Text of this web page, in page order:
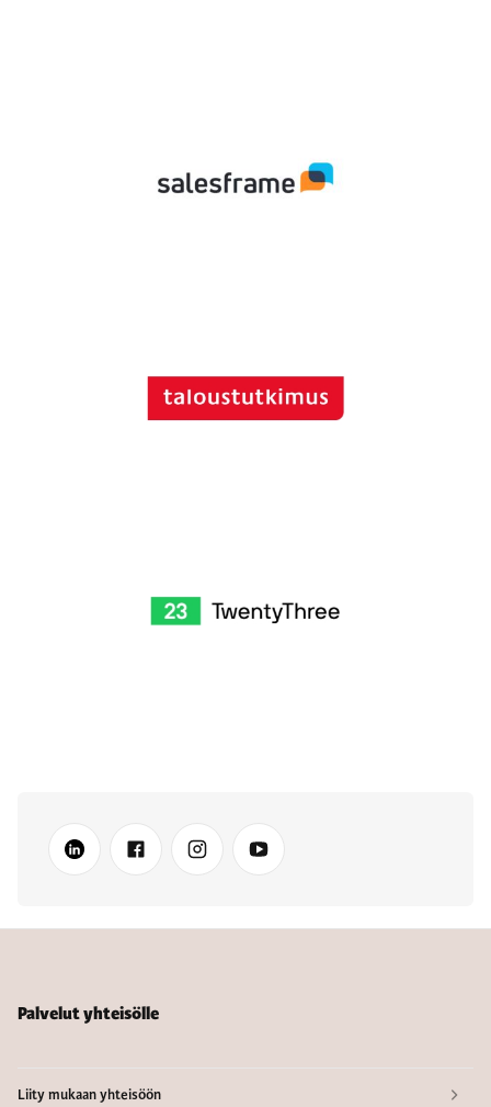
Palvelut yhteisölle
Liity mukaan yhteisöön